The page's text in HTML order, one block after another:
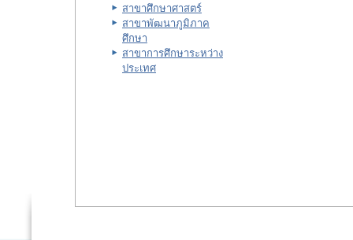
สาขาศึกษาศาสตร์
สาขาพัฒนาภูมิภาค
ศึกษา
สาขาการศึกษาระหว่าง
ประเทศ